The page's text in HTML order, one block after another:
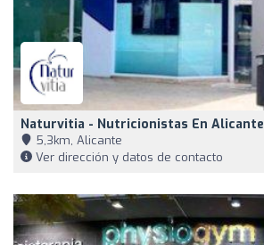
Naturvitia - Nutricionistas En Alicante
5,3km, Alicante
Ver dirección y datos de contacto